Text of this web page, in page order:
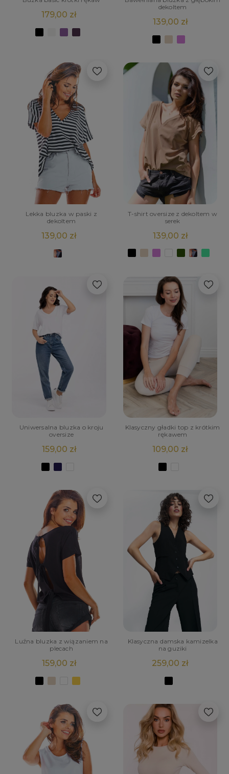
179,00 zł
dekoltem
139,00 zł
Lekka bluzka w paski z
dekoltem
139,00 zł
T-shirt oversize z dekoltem w
serek
139,00 zł
Uniwersalna bluzka o kroju
oversize
159,00 zł
Klasyczny gładki top z krótkim
rękawem
109,00 zł
Luźna bluzka z wiązaniem na
plecach
159,00 zł
Klasyczna damska kamizelka
na guziki
259,00 zł